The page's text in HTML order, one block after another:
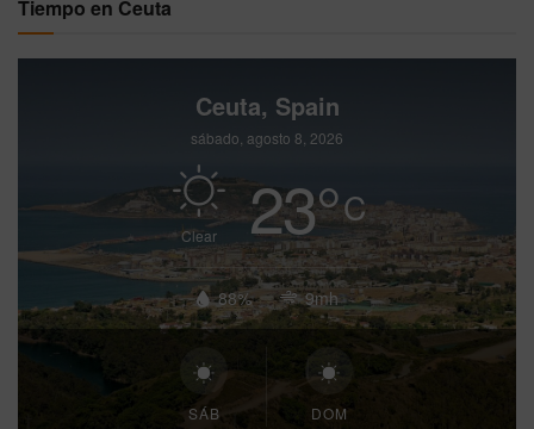
Tiempo en Ceuta
Ceuta, Spain
sábado, agosto 8, 2026
Clear 23°C
88% 9mh
SÁB DOM